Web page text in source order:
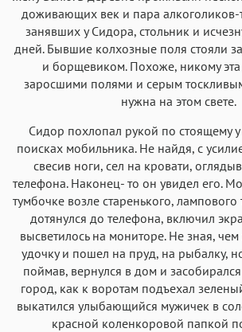
доживающих век и пара алкоголиков-
занявших у Сидора, стольник и
дней. Бывшие колхозные поля стояли
и борщевиком. Похоже, никому эта
заросшими полями и серым
нужна на этом свете.
Сидор похлопал рукой по стоящему у
поисках мобильника. Не найдя, с
свесив ноги, сел на кровати,
телефона. Наконец- то он увидел его.
тумбочке возле старенького,
дотянулся до телефона, включил
высветилось на мониторе. Не зная, чем
удочку и пошел на пруд, на рыбалку,
поймав, вернулся в дом и
город, как к воротам подъехал
выкатился улыбающийся мужичек в
красной коленкоровой папкой